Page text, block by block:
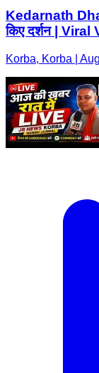
Kedarnath
किए दर्शन |
Korba, Korba |